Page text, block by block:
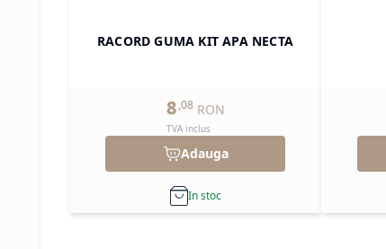
RACORD GUMA KIT APA NECTA
8 ,08 RON
TVA inclus
Adauga
In stoc